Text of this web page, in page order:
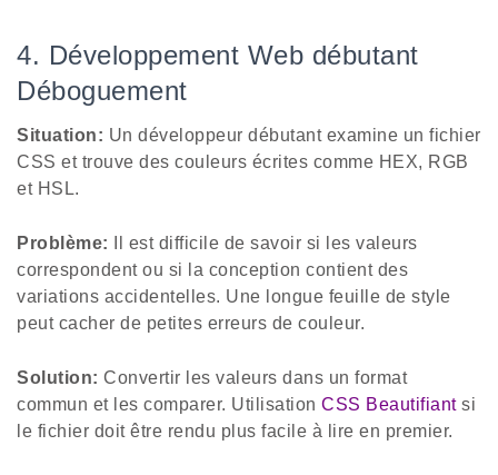
4. Développement Web débutant
Déboguement
Situation: Un développeur débutant examine un fichier
CSS et trouve des couleurs écrites comme HEX, RGB
et HSL.
Problème: Il est difficile de savoir si les valeurs
correspondent ou si la conception contient des
variations accidentelles. Une longue feuille de style
peut cacher de petites erreurs de couleur.
Solution: Convertir les valeurs dans un format
commun et les comparer. Utilisation CSS Beautifiantsi
le fichier doit être rendu plus facile à lire en premier.